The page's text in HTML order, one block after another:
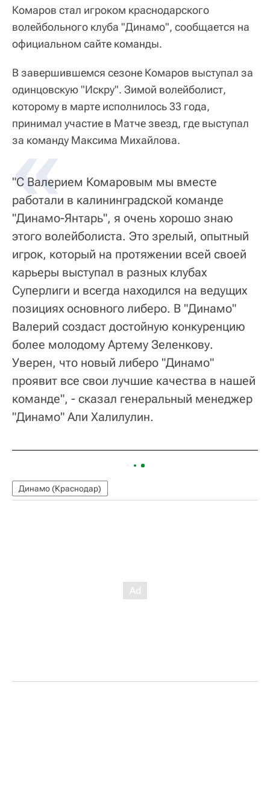
Комаров стал игроком краснодарского
волейбольного клуба "Динамо", сообщается на
официальном сайте команды.
В завершившемся сезоне Комаров выступал за
одинцовскую "Искру". Зимой волейболист,
которому в марте исполнилось 33 года,
принимал участие в Матче звезд, где выступал
за команду Максима Михайлова.
"С Валерием Комаровым мы вместе
работали в калининградской команде
"Динамо-Янтарь", я очень хорошо знаю
этого волейболиста. Это зрелый, опытный
игрок, который на протяжении всей своей
карьеры выступал в разных клубах
Суперлиги и всегда находился на ведущих
позициях основного либеро. В "Динамо"
Валерий создаст достойную конкуренцию
более молодому Артему Зеленкову.
Уверен, что новый либеро "Динамо"
проявит все свои лучшие качества в нашей
команде", - сказал генеральный менеджер
"Динамо" Али Халилулин.
Динамо (Краснодар)